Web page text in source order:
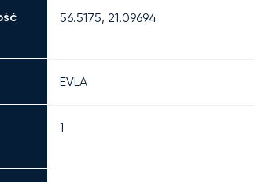
56.5175, 21.09694
EVLA
1